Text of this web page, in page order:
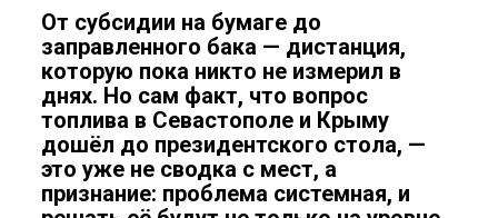
От субсидии на бумаге до
заправленного бака — дистанция,
которую пока никто не измерил в
днях. Но сам факт, что вопрос
топлива в Севастополе и Крыму
дошёл до президентского стола, —
это уже не сводка с мест, а
признание: проблема системная, и